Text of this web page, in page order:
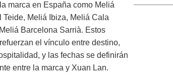
marca en España como Meliá
Teide, Meliá Ibiza, Meliá Cala
Barcelona Sarrià. Estos
el vínculo entre destino,
y las fechas se definirán
entre la marca y Xuan Lan.